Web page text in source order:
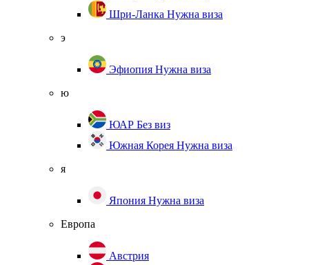
Шри-Ланка Нужна виза
э
Эфиопия Нужна виза
ю
ЮАР Без виз
Южная Корея Нужна виза
я
Япония Нужна виза
Европа
Австрия